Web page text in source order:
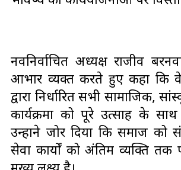
नवनिर्वाचित अध्यक्ष राजीव
आभार व्यक्त करते हुए कहा कि
द्वारा निर्धारित सभी सामाजिक,
कार्यक्रमों को पूरे उत्साह के
उन्होंने जोर दिया कि समाज को
सेवा कार्यों को अंतिम व्यक्ति तक